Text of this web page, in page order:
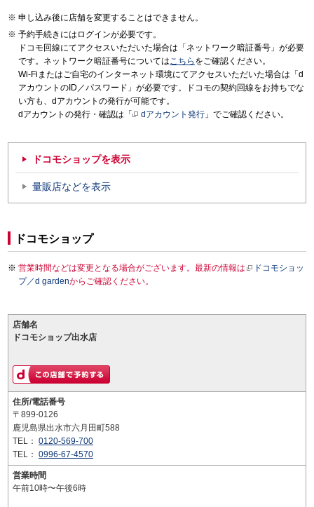
申し込み後に店舗を変更することはできません。
予約手続きにはログインが必要です。
ドコモ回線にてアクセスいただいた場合は「ネットワーク暗証番号」が必要
です。ネットワーク暗証番号についてはこちら をご確認ください。
Wi-Fiまたはご自宅のインターネット環境にてアクセスいただいた場合は「d
アカウントのID／パスワード」が必要です。ドコモの契約回線をお持ちでな
い方も、dアカウントの発行が可能です。
dアカウントの発行・確認は「
dアカウント発行 」でご確認ください。
ドコモショップを表示
量販店などを表示
ドコモショップ
営業時間などは変更となる場合がございます。最新の情報は
ドコモショッ
プ／d gardenからご確認ください。
店舗名
ドコモショップ出水店
住所/電話番号
〒899-0126
鹿児島県出水市六月田町588
TEL： 0120-569-700
TEL： 0996-67-4570
営業時間
午前10時〜午後6時